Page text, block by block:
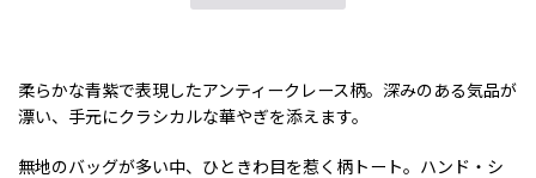
柔らかな青紫で表現したアンティークレース柄。深みのある気品が
漂い、手元にクラシカルな華やぎを添えます。
無地のバッグが多い中、ひときわ目を惹く柄トート。ハンド・シ